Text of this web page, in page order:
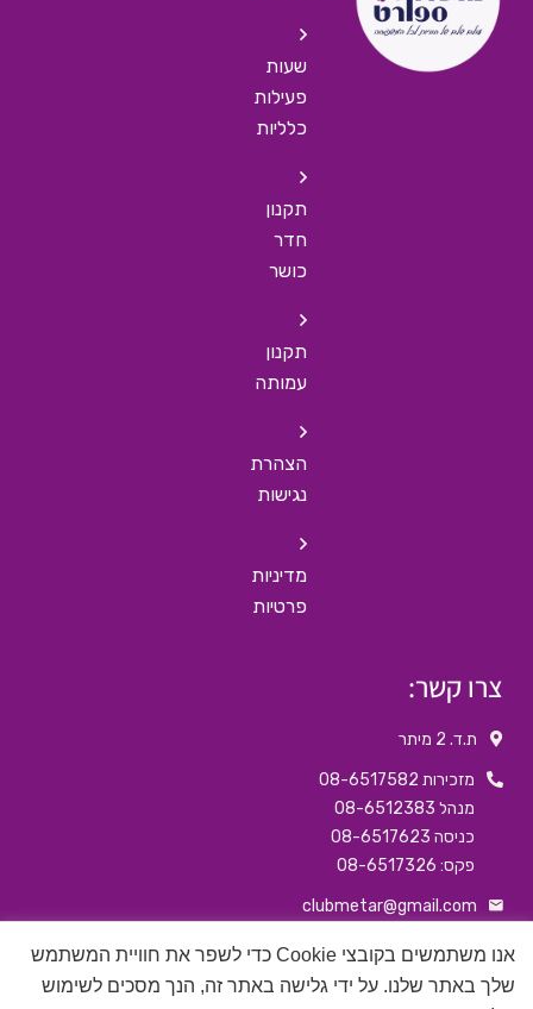
שעות
פעילות
כלליות
תקנון
חדר
כושר
תקנון
עמותה
הצהרת
נגישות
מדיניות
פרטיות
צרו קשר:
ת.ד. 2 מיתר
מזכירות 08-6517582
מנהל 08-6512383
כניסה 08-6517623
פקס: 08-6517326
clubmetar@gmail.com
דף הבפיסבוק שלנו
האינסטגרם שלנו
אנו משתמשים בקובצי Cookie כדי לשפר את חוויית המשתמש
שלך באתר שלנו. על ידי גלישה באתר זה, הנך מסכים לשימוש